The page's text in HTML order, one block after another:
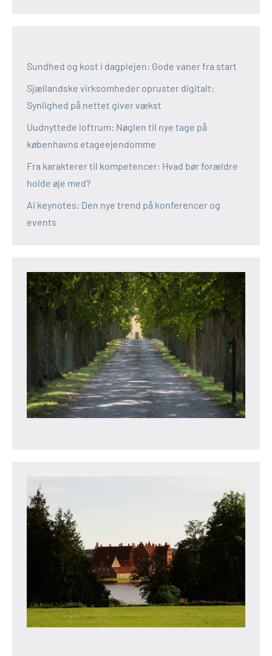
Sundhed og kost i dagplejen: Gode vaner fra start
Sjællandske virksomheder opruster digitalt:
Synlighed på nettet giver vækst
Uudnyttede loftrum: Nøglen til nye tage på
københavns etageejendomme
Fra karakterer til kompetencer: Hvad bør forældre
holde øje med?
Ai keynotes: Den nye trend på konferencer og
events